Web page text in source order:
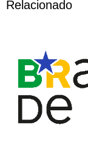
Relacionado